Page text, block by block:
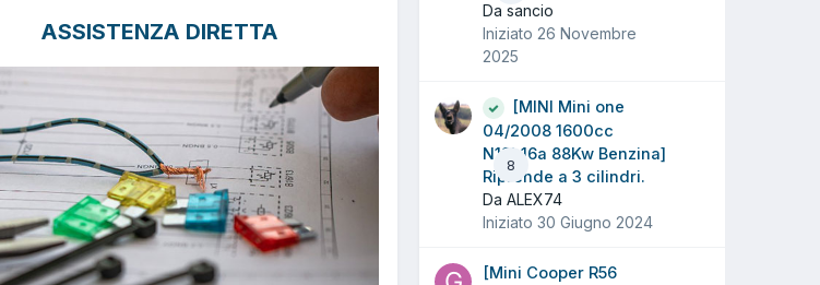
ASSISTENZA DIRETTA
Da sancio
Iniziato 26 Novembre
2025
8
[MINI Mini one
04/2008 1600cc
N12b16a 88Kw Benzina]
Riprende a 3 cilindri.
Da ALEX74
Iniziato 30 Giugno 2024
[Mini Cooper R56